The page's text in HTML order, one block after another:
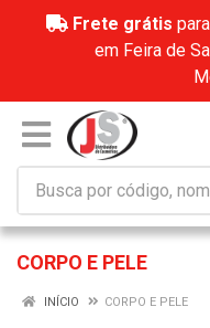
Frete grátis
em Feira de
CORPO E PELE
INÍCIO CORPO E PELE